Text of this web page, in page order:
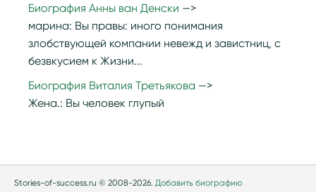
Биография Анны ван Денски
марина: Вы правы: иного понимания
злобствующей компании невежд и завистниц, с
безвкусием к Жизни...
Биография Виталия Третьякова
Жена.: Вы человек глупый
Stories-of-success.ru © 2008-2026. Добавить биографию